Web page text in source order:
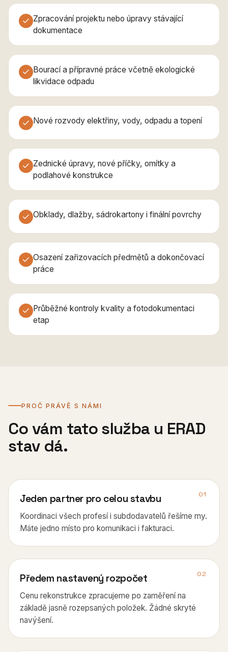
Zpracování projektu nebo úpravy stávající
dokumentace
Bourací a přípravné práce včetně ekologické
likvidace odpadu
Nové rozvody elektřiny, vody, odpadu a topení
Zednické úpravy, nové příčky, omítky a
podlahové konstrukce
Obklady, dlažby, sádrokartony i finální povrchy
Osazení zařizovacích předmětů a dokončovací
práce
Průběžné kontroly kvality a fotodokumentaci
etap
PROČ PRÁVĚ S NÁMI
Co vám tato služba u ERAD
stav dá.
01
Jeden partner pro celou stavbu
Koordinaci všech profesí i subdodavatelů řešíme my.
Máte jedno místo pro komunikaci i fakturaci.
02
Předem nastavený rozpočet
Cenu rekonstrukce zpracujeme po zaměření na
základě jasně rozepsaných položek. Žádné skryté
navýšení.